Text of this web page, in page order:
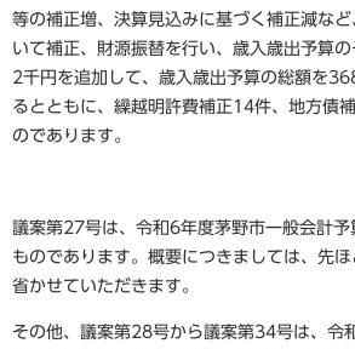
等の補正増、決算見込みに基づく補正減な
いて補正、財源振替を行い、歳入歳出予算
2千円を追加して、歳入歳出予算の総額を
るとともに、繰越明許費補正14件、地方債
のであります。
議案第27号は、令和6年度茅野市一般会計予
ものであります。概要につきましては、先
省かせていただきます。
その他、議案第28号から議案第34号は、令